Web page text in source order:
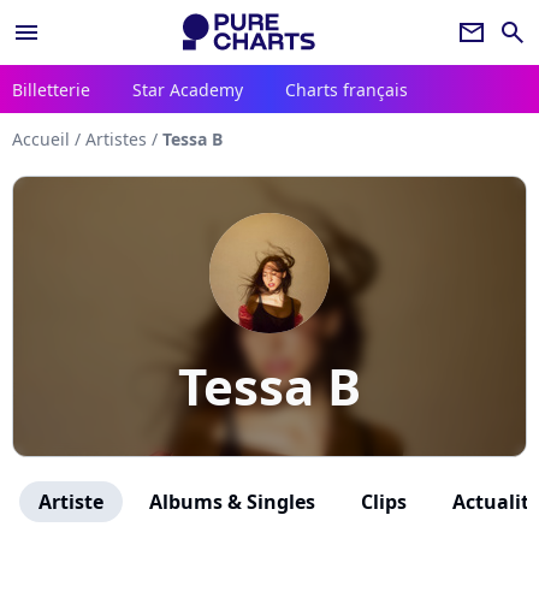
menu newsletter search
Billetterie Star Academy Charts français
Accueil / Artistes / Tessa B
Tessa B
Artiste Albums & Singles Clips